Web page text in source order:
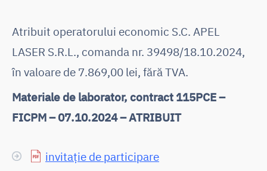
Atribuit operatorului economic S.C. APEL
LASER S.R.L., comanda nr. 39498/18.10.2024,
în valoare de 7.869,00 lei, fără TVA.
Materiale de laborator, contract 115PCE –
FICPM – 07.10.2024 – ATRIBUIT
invitație de participare